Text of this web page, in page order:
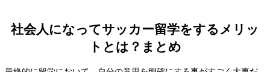
社会人になってサッカー留学をするメリッ
トとは？まとめ